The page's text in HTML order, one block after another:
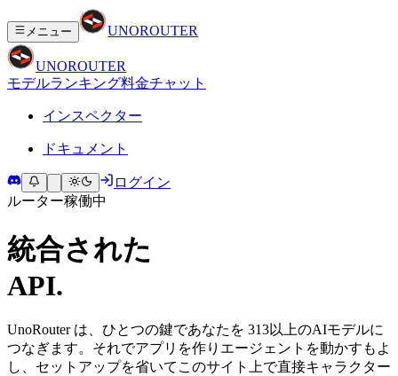
メニュー UNOROUTER
UNOROUTER
モデルランキング料金チャット
インスペクター
ドキュメント
ログイン
ルーター稼働中
統合された
API.
UnoRouter は、ひとつの鍵であなたを 313以上のAIモデルに
つなぎます。それでアプリを作りエージェントを動かすもよ
し、セットアップを省いてこのサイト上で直接キャラクター